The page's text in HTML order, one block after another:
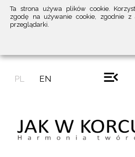
Ta strona używa plików cookie.
zgodę na używanie cookie, zgodnie z
przeglądarki.
PL EN